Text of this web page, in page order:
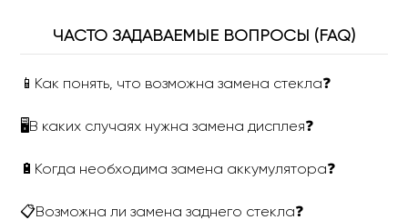
ЧАСТО ЗАДАВАЕМЫЕ ВОПРОСЫ (FAQ)
📱Как понять, что возможна замена стекла❓
🖥В каких случаях нужна замена дисплея❓
🔋Когда необходима замена аккумулятора❓
📋Возможна ли замена заднего стекла❓